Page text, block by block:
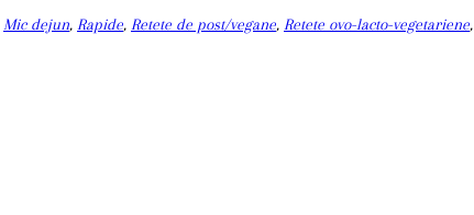
Mic dejun, Rapide, Retete de post/vegane, Retete ovo-lacto-vegetariene,